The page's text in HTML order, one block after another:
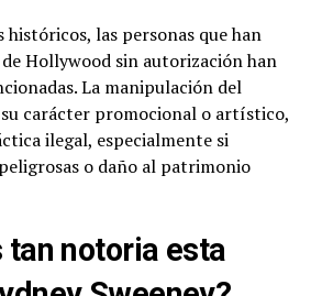
históricos, las personas que han
Hollywood sin autorización han
La manipulación del
carácter promocional o artístico,
ilegal, especialmente si
o daño al patrimonio
tan notoria esta